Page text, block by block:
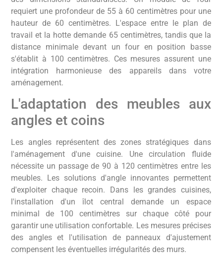
requiert une profondeur de 55 à 60 centimètres pour une
hauteur de 60 centimètres. L'espace entre le plan de
travail et la hotte demande 65 centimètres, tandis que la
distance minimale devant un four en position basse
s'établit à 100 centimètres. Ces mesures assurent une
intégration harmonieuse des appareils dans votre
aménagement.
L'adaptation des meubles aux
angles et coins
Les angles représentent des zones stratégiques dans
l'aménagement d'une cuisine. Une circulation fluide
nécessite un passage de 90 à 120 centimètres entre les
meubles. Les solutions d'angle innovantes permettent
d'exploiter chaque recoin. Dans les grandes cuisines,
l'installation d'un îlot central demande un espace
minimal de 100 centimètres sur chaque côté pour
garantir une utilisation confortable. Les mesures précises
des angles et l'utilisation de panneaux d'ajustement
compensent les éventuelles irrégularités des murs.